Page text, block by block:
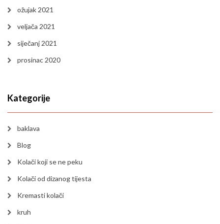
ožujak 2021
veljača 2021
siječanj 2021
prosinac 2020
Kategorije
baklava
Blog
Kolači koji se ne peku
Kolači od dizanog tijesta
Kremasti kolači
kruh